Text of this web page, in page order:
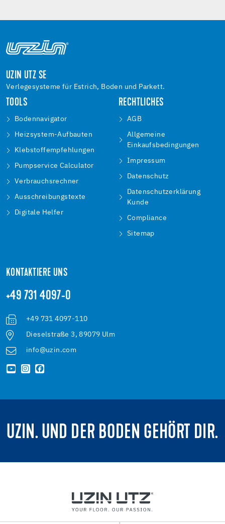
UZIN UTZ SE
Verlegesysteme für Estrich, Boden und Parkett.
TOOLS
Bodennavigator
Heizsystem-Aufbauten
Klebstoffempfehlungen
Pumpservice Calculator
Verbrauchsrechner
Ausschreibungstexte
Digitale Helfer
RECHTLICHES
AGB
Allgemeine
Einkaufsbedingungen
Impressum
Datenschutz
Datenschutzerklärung
Kunde
Compliance
Sitemap
KONTAKTIERE UNS
+49 731 4097-0
+49 731 4097-110
Dieselstraße 3, 89079 Ulm
info@uzin.com
UZIN. UND DER BODEN GEHÖRT DIR.